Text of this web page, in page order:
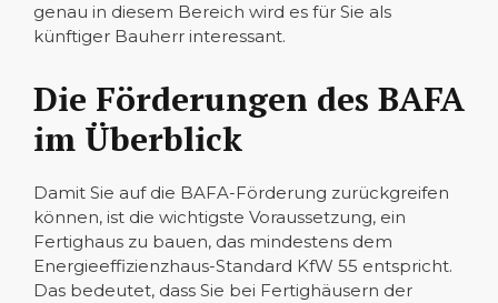
genau in diesem Bereich wird es für Sie als
künftiger Bauherr interessant.
Die Förderungen des BAFA
im Überblick
Damit Sie auf die BAFA-Förderung zurückgreifen
können, ist die wichtigste Voraussetzung, ein
Fertighaus zu bauen, das mindestens dem
Energieeffizienzhaus-Standard KfW 55 entspricht.
Das bedeutet, dass Sie bei Fertighäusern der